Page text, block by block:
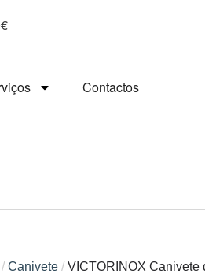
Contactos
/ Canivete / VICTORINOX Canivete